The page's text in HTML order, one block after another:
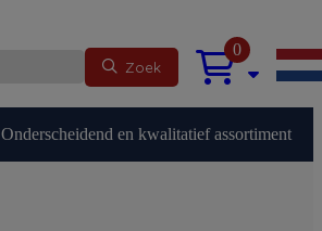
Zoek
0
Onderscheidend en kwalitatief assortiment